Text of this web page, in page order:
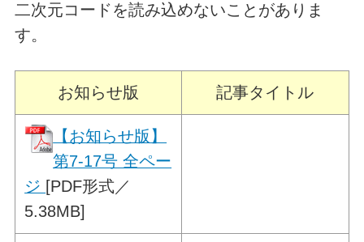
二次元コードを読み込めないことがありま
す。
お知らせ版 記事タイトル
【お知らせ版】
第7-17号 全ペー
ジ [PDF形式／
5.38MB]